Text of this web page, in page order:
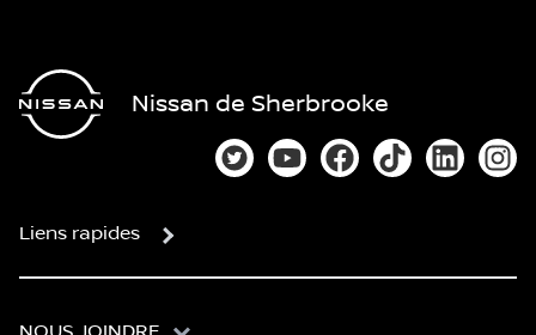
Nissan de Sherbrooke
Lien vers notre compte Twitter
Lien vers notre chaîne
Lien vers notre page
Lien vers notre
Lien vers
Liens rapides